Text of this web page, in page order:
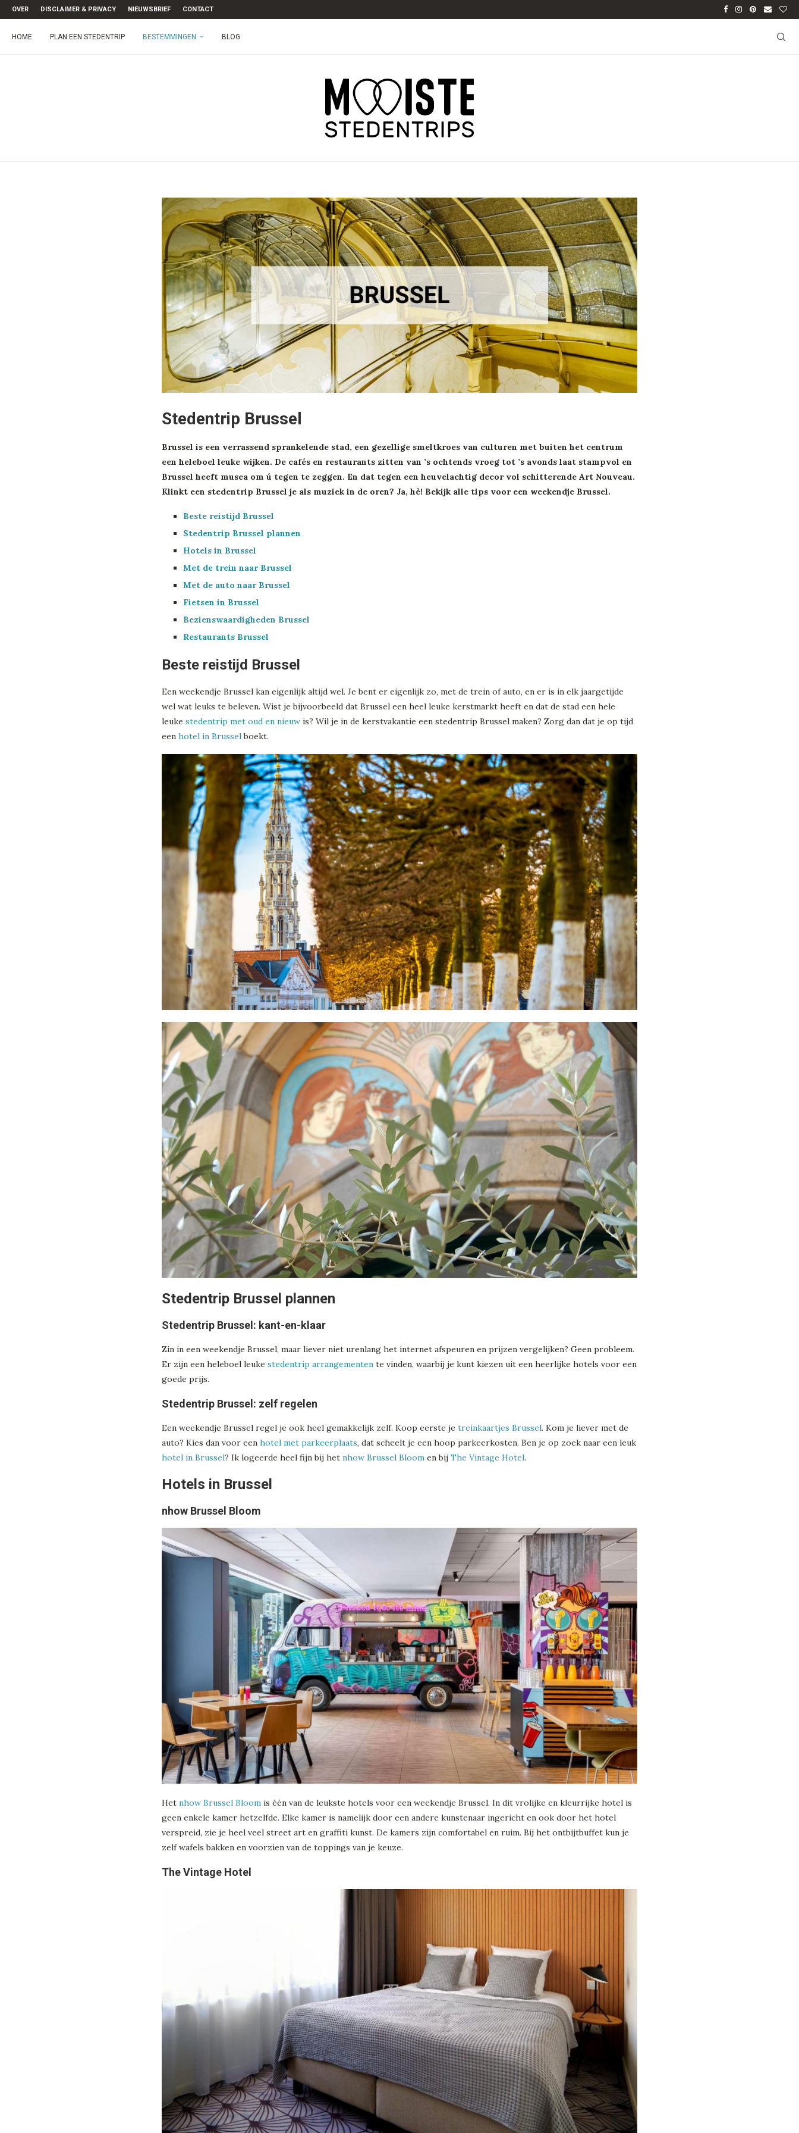
OVER DISCLAIMER & PRIVACY NIEUWSBRIEF CONTACT
HOME PLAN EEN STEDENTRIP BESTEMMINGEN BLOG
Stedentrip Brussel
Brussel is een verrassend sprankelende stad, een gezellige smeltkroes van culturen met buiten het centrum
een heleboel leuke wijken. De cafés en restaurants zitten van ’s ochtends vroeg tot ’s avonds laat stampvol en
Brussel heeft musea om ú tegen te zeggen. En dat tegen een heuvelachtig decor vol schitterende Art Nouveau.
Klinkt een stedentrip Brussel je als muziek in de oren? Ja, hè! Bekijk alle tips voor een weekendje Brussel.
Beste reistijd Brussel
Stedentrip Brussel plannen
Hotels in Brussel
Met de trein naar Brussel
Met de auto naar Brussel
Fietsen in Brussel
Bezienswaardigheden Brussel
Restaurants Brussel
Beste reistijd Brussel
Een weekendje Brussel kan eigenlijk altijd wel. Je bent er eigenlijk zo, met de trein of auto, en er is in elk jaargetijde
wel wat leuks te beleven. Wist je bijvoorbeeld dat Brussel een heel leuke kerstmarkt heeft en dat de stad een hele
leuke stedentrip met oud en nieuw is? Wil je in de kerstvakantie een stedentrip Brussel maken? Zorg dan dat je op tijd
een hotel in Brusselboekt.
Stedentrip Brussel plannen
Stedentrip Brussel: kant-en-klaar
Zin in een weekendje Brussel, maar liever niet urenlang het internet afspeuren en prijzen vergelijken? Geen probleem.
Er zijn een heleboel leuke stedentrip arrangementen te vinden, waarbij je kunt kiezen uit een heerlijke hotels voor een
goede prijs.
Stedentrip Brussel: zelf regelen
Een weekendje Brussel regel je ook heel gemakkelijk zelf. Koop eerste je treinkaartjes Brussel. Kom je liever met de
auto? Kies dan voor een hotel met parkeerplaats, dat scheelt je een hoop parkeerkosten. Ben je op zoek naar een leuk
hotel in Brussel? Ik logeerde heel fijn bij het nhow Brussel Bloom en bij The Vintage Hotel.
Hotels in Brussel
nhow Brussel Bloom
Het nhow Brussel Bloom is één van de leukste hotels voor een weekendje Brussel. In dit vrolijke en kleurrijke hotel is
geen enkele kamer hetzelfde. Elke kamer is namelijk door een andere kunstenaar ingericht en ook door het hotel
verspreid, zie je heel veel street art en graffiti kunst. De kamers zijn comfortabel en ruim. Bij het ontbijtbuffet kun je
zelf wafels bakken en voorzien van de toppings van je keuze.
The Vintage Hotel